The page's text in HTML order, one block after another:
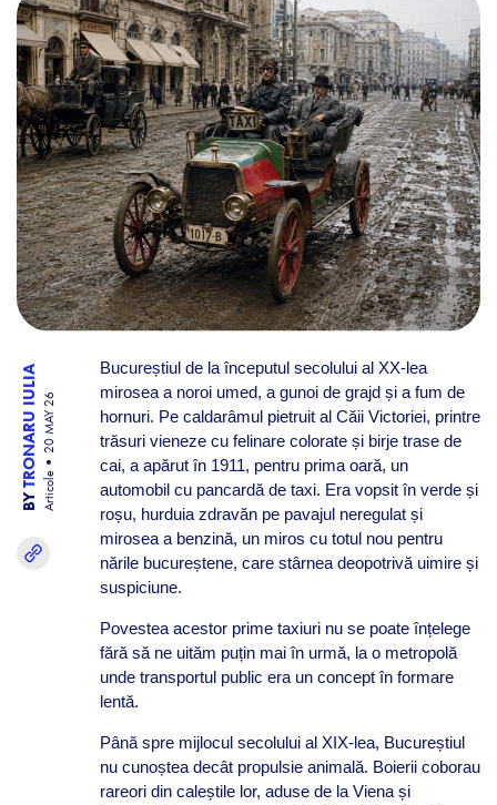
BY
TRONARU IULIA
Articole
20 MAY 26
Bucureștiul de la începutul secolului al XX-lea
mirosea a noroi umed, a gunoi de grajd și a fum de
hornuri. Pe caldarâmul pietruit al Căii Victoriei, printre
trăsuri vieneze cu felinare colorate și birje trase de
cai, a apărut în 1911, pentru prima oară, un
automobil cu pancardă de taxi. Era vopsit în verde și
roșu, hurduia zdravăn pe pavajul neregulat și
mirosea a benzină, un miros cu totul nou pentru
nările bucureștene, care stârnea deopotrivă uimire și
suspiciune.
Povestea acestor prime taxiuri nu se poate înțelege
fără să ne uităm puțin mai în urmă, la o metropolă
unde transportul public era un concept în formare
lentă.
Până spre mijlocul secolului al XIX-lea, Bucureștiul
nu cunoștea decât propulsie animală. Boierii coborau
rareori din caleștile lor, aduse de la Viena și